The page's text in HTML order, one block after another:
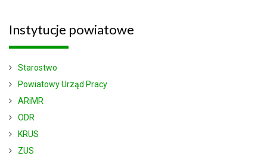
Instytucje powiatowe
Starostwo
Powiatowy Urząd Pracy
ARiMR
ODR
KRUS
ZUS